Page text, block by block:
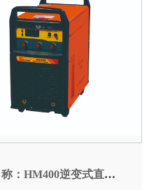
： HM400逆变式直流手工弧焊机